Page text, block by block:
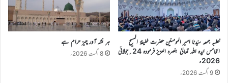
خطبہ جمعہ سیّدنا امیر المومنین حضرت خلیفۃ المسیح
الخامس ایّدہ اللہ تعالیٰ بنصرہ العزیز فرمودہ 24؍جولائی
2026ء
9 اگست 2026ء
ہر نشہ آور چیز حرام ہے
8 اگست 2026ء